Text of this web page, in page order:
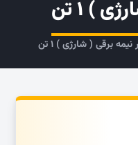
) ۱ تن
برقی ( شارژی ) ۱ تن